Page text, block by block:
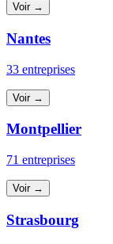
Voir →
Nantes
33 entreprises
Voir →
Montpellier
71 entreprises
Voir →
Strasbourg